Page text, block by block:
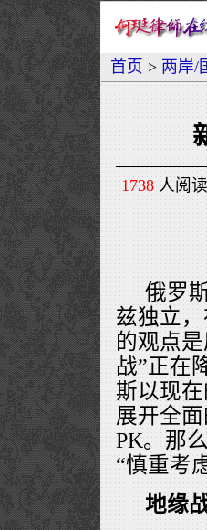
首页 > 两岸/
1738人阅
俄罗
兹独立
的观点
战”正在
斯以现
展开全
PK。那
“慎重考
地缘